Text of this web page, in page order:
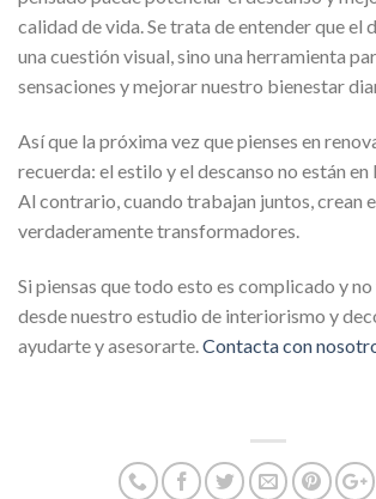
calidad de vida. Se trata de entender que el
una cuestión visual, sino una herramienta
sensaciones y mejorar nuestro bienestar
Así que la próxima vez que pienses en
recuerda: el estilo y el descanso no están en
Al contrario, cuando trabajan juntos, crean
verdaderamente transformadores.
Si piensas que todo esto es complicado y
desde nuestro estudio de interiorismo y
ayudarte y asesorarte. Contacta con